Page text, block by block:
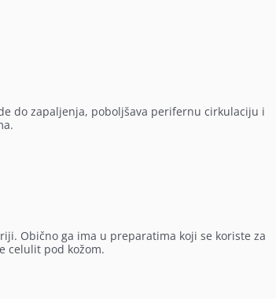
do zapaljenja, poboljšava perifernu cirkulaciju i
Obično ga ima u preparatima koji se koriste za
celulit pod kožom.